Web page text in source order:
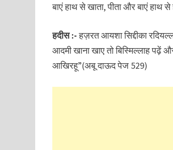
बाएं हाथ से खाता, पीता और बाएं हाथ
हदीस :-हज़रत आयशा सिद्दीका
आदमी खाना खाए तो बिस्मिल्लाह पढ़ें
आखिरहू”(अबू दाऊद पेज 529)